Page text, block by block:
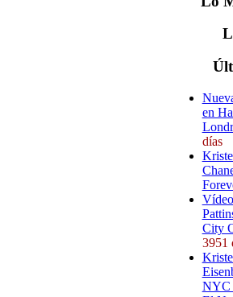
en
días
City
3951
NYC